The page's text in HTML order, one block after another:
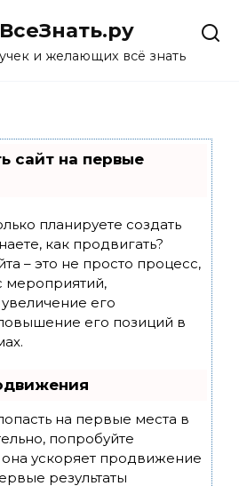
и желающих всё знать
сайт на первые
планируете создать
как продвигать?
– это не просто процесс,
мероприятий,
его
его позиций в
на первые места в
попробуйте
она ускоряет продвижение
результаты